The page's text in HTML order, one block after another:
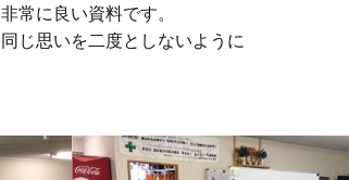
常に良い資料です。
じ思いを二度としないように